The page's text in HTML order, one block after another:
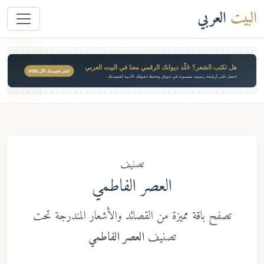
الشعر؟ خَلّد ديوانك الرقمي معنا في البيت العربي
أرشفة رسمية مضمونة في جوجل وحفظ حقوقك الأدبية لقصيدتك
انشر قصيدتك الآن ($49)
العصر الفاطمي
باقة مميزة من القصائد والأشعار المندرجة تحت
العصر الفاطمي